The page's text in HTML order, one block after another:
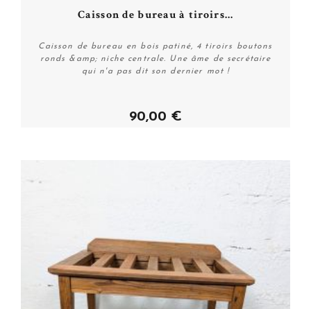
Acheter
Caisson de bureau à tiroirs...
Caisson de bureau en bois patiné, 4 tiroirs boutons
ronds &amp; niche centrale. Une âme de secrétaire
qui n'a pas dit son dernier mot !
90,00 €